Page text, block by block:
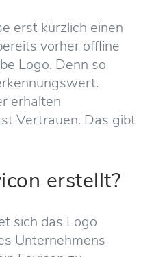
erst kürzlich einen
vorher offline
Logo. Denn so
erhalten
Vertrauen. Das gibt
erstellt?
sich das Logo
Unternehmens